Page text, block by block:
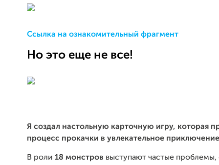
Ссылка на ознакомительный фрагмент
Но это еще не все!
Я создал настольную карточную игру, которая
процесс прокачки в увлекательное
В роли 18 монстров выступают частые